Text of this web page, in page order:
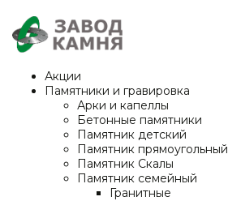
Акции
Памятники и гравировка
Арки и капеллы
Бетонные памятники
Памятник детский
Памятник прямоугольный
Памятник Скалы
Памятник семейный
Гранитные